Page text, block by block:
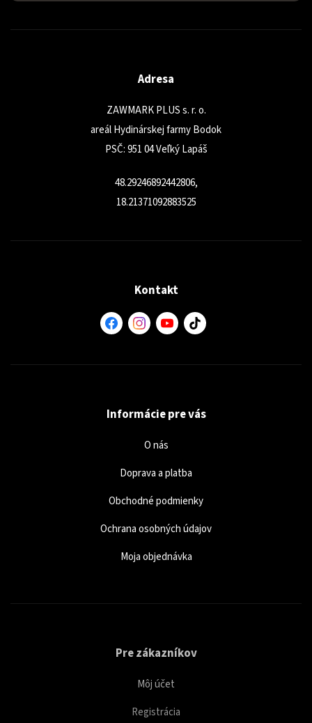
Adresa
ZAWMARK PLUS s. r. o.
areál Hydinárskej farmy Bodok
PSČ: 951 04 Veľký Lapáš
48.29246892442806,
18.21371092883525
Kontakt
Informácie pre vás
O nás
Doprava a platba
Obchodné podmienky
Ochrana osobných údajov
Moja objednávka
Pre zákazníkov
Môj účet
Registrácia